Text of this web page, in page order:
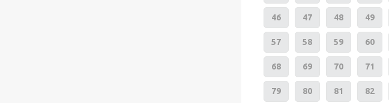
46 47 48 49
57 58 59 60
68 69 70 71
79 80 81 82